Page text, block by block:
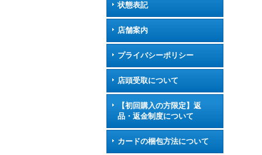
状態表記
店舗案内
プライバシーポリシー
店頭受取について
【初回購入の方限定】返
品・返金制度について
カードの梱包方法について